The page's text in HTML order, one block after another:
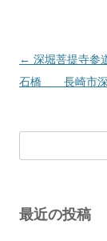
投
稿
ョ
← 深堀菩提寺参
石橋 長崎市深
索:
最近の投稿